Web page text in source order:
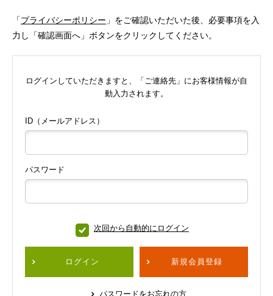
「プライバシーポリシー 」をご確認いただいた後、必要事項を入
力し「確認画面へ」ボタンをクリックしてください。
ログインしていただきますと、「ご連絡先」にお客様情報が自
動入力されます。
ID（メールアドレス）
パスワード
次回から自動的にログイン
ログイン 新規会員登録
パスワードをお忘れの方